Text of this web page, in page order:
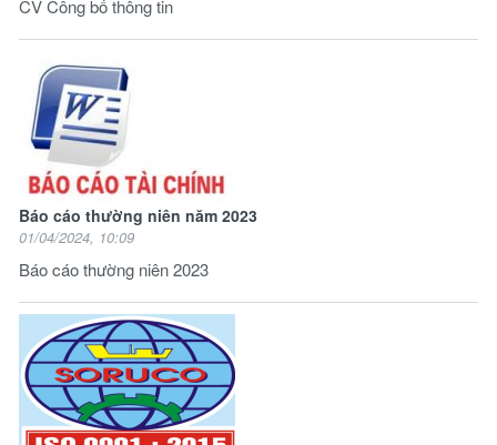
CV Công bố thông tin
Báo cáo thường niên năm 2023
01/04/2024, 10:09
Báo cáo thường niên 2023